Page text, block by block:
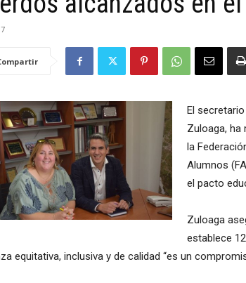
Cantabria
El secretario
Zuloaga, ha
la
Alumnos
el pacto
Zuloaga
establece
equitativa, inclusiva y de calidad “es un